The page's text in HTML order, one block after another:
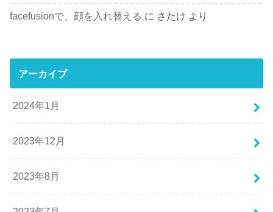
facefusionで、顔を入れ替える に さたけ より
アーカイブ
2024年1月
2023年12月
2023年8月